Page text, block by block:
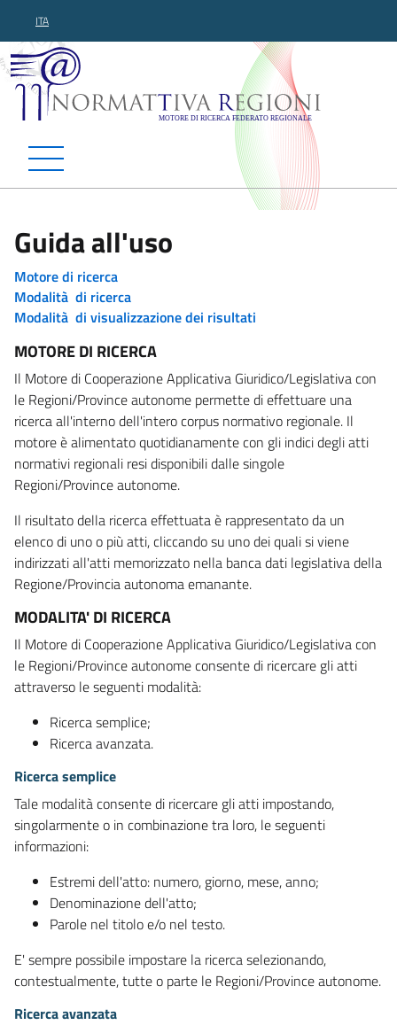
ITA
Normattiva Regioni -
Guida all'uso
Motore di ricerca
Modalità di ricerca
Modalità di visualizzazione dei risultati
MOTORE DI RICERCA
Il Motore di Cooperazione Applicativa Giuridico/Legislativa con
le Regioni/Province autonome permette di effettuare una
ricerca all'interno dell'intero corpus normativo regionale. Il
motore è alimentato quotidianamente con gli indici degli atti
normativi regionali resi disponibili dalle singole
Regioni/Province autonome.
Il risultato della ricerca effettuata è rappresentato da un
elenco di uno o più atti, cliccando su uno dei quali si viene
indirizzati all'atti memorizzato nella banca dati legislativa della
Regione/Provincia autonoma emanante.
MODALITA' DI RICERCA
Il Motore di Cooperazione Applicativa Giuridico/Legislativa con
le Regioni/Province autonome consente di ricercare gli atti
attraverso le seguenti modalità:
Ricerca semplice;
Ricerca avanzata.
Ricerca semplice
Tale modalità consente di ricercare gli atti impostando,
singolarmente o in combinazione tra loro, le seguenti
informazioni:
Estremi dell'atto: numero, giorno, mese, anno;
Denominazione dell'atto;
Parole nel titolo e/o nel testo.
E' sempre possibile impostare la ricerca selezionando,
contestualmente, tutte o parte le Regioni/Province autonome.
Ricerca avanzata